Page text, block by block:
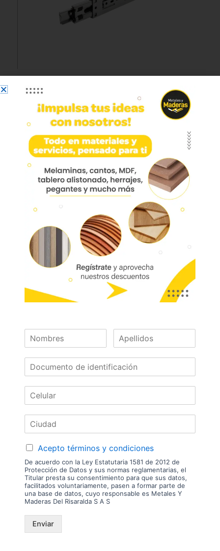
Riel Ext Total Cierre Lento
Eco 551 Acer Galv-zinc
H45 L300 Hre551-30
Riel cierre lento eco – extensión total
450 mm acero zincado
Deslizamiento suave y silencioso
Resiste más de 15.000 ciclos con una
carga de 20kg
Marca:
Mobile
Código:
Referencia:
comprador. No incluye servicios como corte, cantos o enchape. Sólo
despachamos tableros en la zona urbana de las ciudades donde
tenemos sucursal. Disponibilidad de mercancía sujeta a verificación de
Nuestras
Marcas
Acepto términos y condiciones
De acuerdo con la Ley Estatutaria 1581 de 2012 de
Protección de Datos y sus normas reglamentarias, el
Titular presta su consentimiento para que sus datos,
facilitados voluntariamente, pasen a formar parte de
una base de datos, cuyo responsable es Metales Y
Maderas Del Risaralda S A S
Enviar